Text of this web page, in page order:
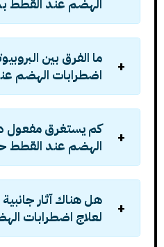
الهضم عند القطط
ما الفرق بين
اضطرابات الهضم
كم يستغرق مفعول
الهضم عند القطط
هل هناك آثار
لعلاج اضطرابات